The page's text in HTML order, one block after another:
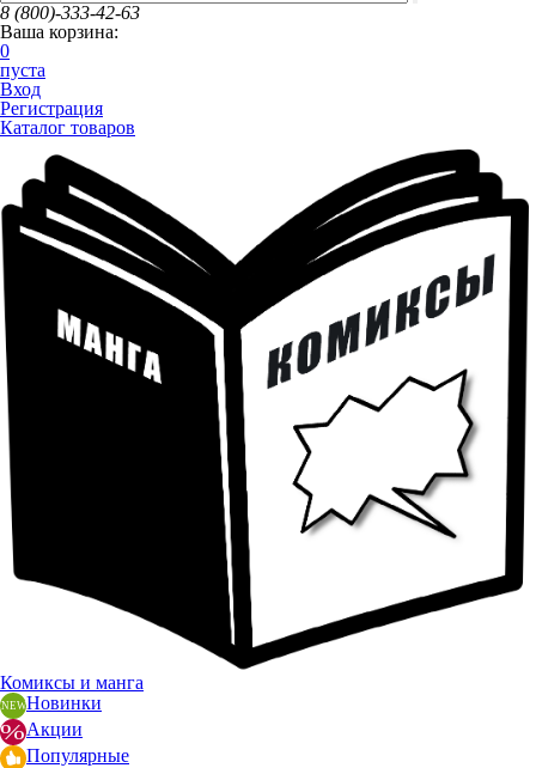
8 (800)-333-42-63
Ваша корзина:
0
пуста
Вход
Регистрация
Каталог товаров
Комиксы и манга
Новинки
Акции
Популярные